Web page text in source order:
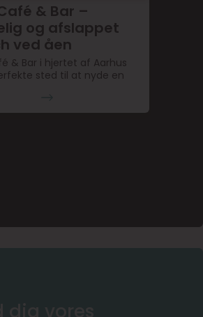
& Bar –
og afslappet
ved åen
& Bar i hjertet af Aarhus
sted til at nyde en